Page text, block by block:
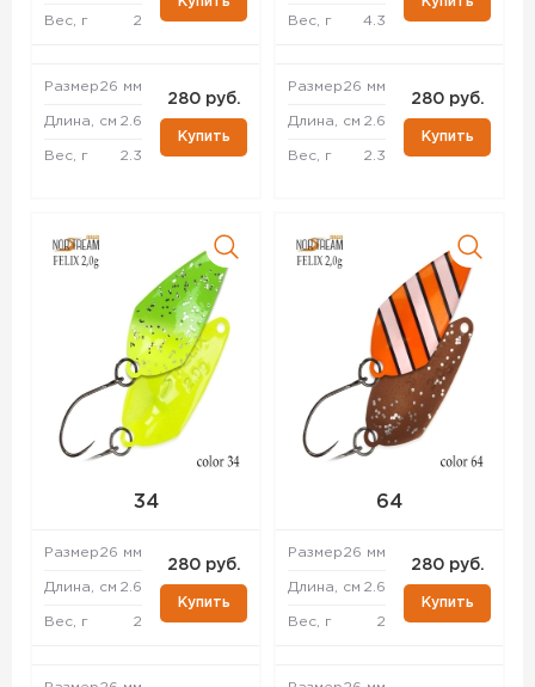
Вес, г 2
Размер26 мм
Длина, см 2.6
Вес, г 2.3
280 руб.
Купить
Вес, г 4.3
Размер26 мм
Длина, см 2.6
Вес, г 2.3
280 руб.
Купить
34
Размер26 мм
Длина, см 2.6
Вес, г 2
280 руб.
Купить
64
Размер26 мм
Длина, см 2.6
Вес, г 2
280 руб.
Купить